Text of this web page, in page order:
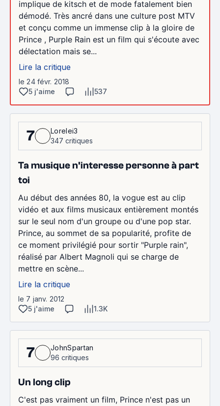
implique de kitsch et de mode fatalement bien
démodé. Très ancré dans une culture post MTV
et conçu comme un immense clip à la gloire de
Prince , Purple Rain est un film qui s'écoute avec
délectation mais se...
Lire la critique
le 24 févr. 2018
5 j'aime
537
7
Lorelei3
347 critiques
Ta musique n'interesse personne à part
toi
Au début des années 80, la vogue est au clip
vidéo et aux films musicaux entièrement montés
sur le seul nom d'un groupe ou d'une pop star.
Prince, au sommet de sa popularité, profite de
ce moment privilégié pour sortir "Purple rain",
réalisé par Albert Magnoli qui se charge de
mettre en scène...
Lire la critique
le 7 janv. 2012
5 j'aime
1.3K
7
JohnSpartan
96 critiques
Un long clip
C'est pas vraiment un film, Prince n'est pas un